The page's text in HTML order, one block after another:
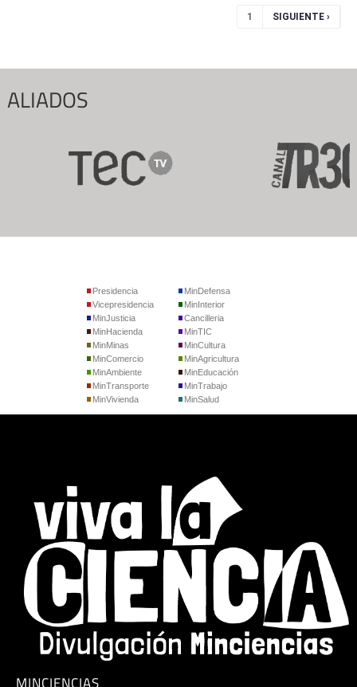
1 SIGUIENTE ›
ALIADOS
Presidencia
Vicepresidencia
MinJusticia
MinDefensa
MinInterior
Cancilleria
MinHacienda
MinMinas
MinComercio
MinTIC
MinCultura
MinAgricultura
MinAmbiente
MinTransporte
MinVivienda
MinEducación
MinTrabajo
MinSalud
MINCIENCIAS